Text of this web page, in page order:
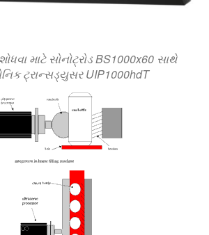
માટે સોનોટ્રોડ BS1000x60 સાથે
ટ્રાન્સડ્યુસર UIP1000hdT